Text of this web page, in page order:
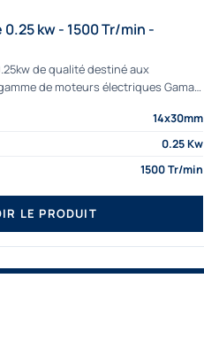
kw - 1500 Tr/min -
de qualité destiné aux
de moteurs électriques Gamak
14x30mm
0.25 Kw
1500 Tr/min
LE PRODUIT